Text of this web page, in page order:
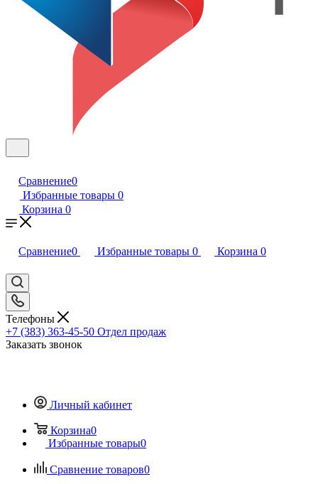
Сравнение0
Избранные товары 0
Корзина 0
Сравнение0 Избранные товары 0 Корзина 0
Телефоны
+7 (383) 363-45-50 Отдел продаж
Заказать звонок
Личный кабинет
Корзина0
Избранные товары0
Сравнение товаров0